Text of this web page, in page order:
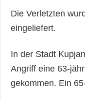
Die Verletzten
eingeliefert.
In der Stadt
Angriff eine 63-
gekommen. Ein